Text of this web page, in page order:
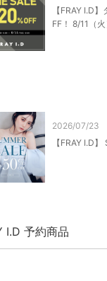
【FRAY I.D
FF！ 8/11（
2026/07/23
【FRAY I.D
I.D 予約商品